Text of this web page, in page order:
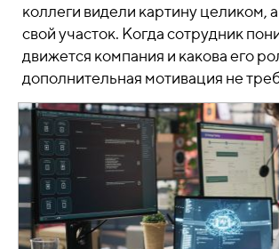
коллеги видели картину целиком,
свой участок. Когда сотрудник
движется компания и какова его
дополнительная мотивация не